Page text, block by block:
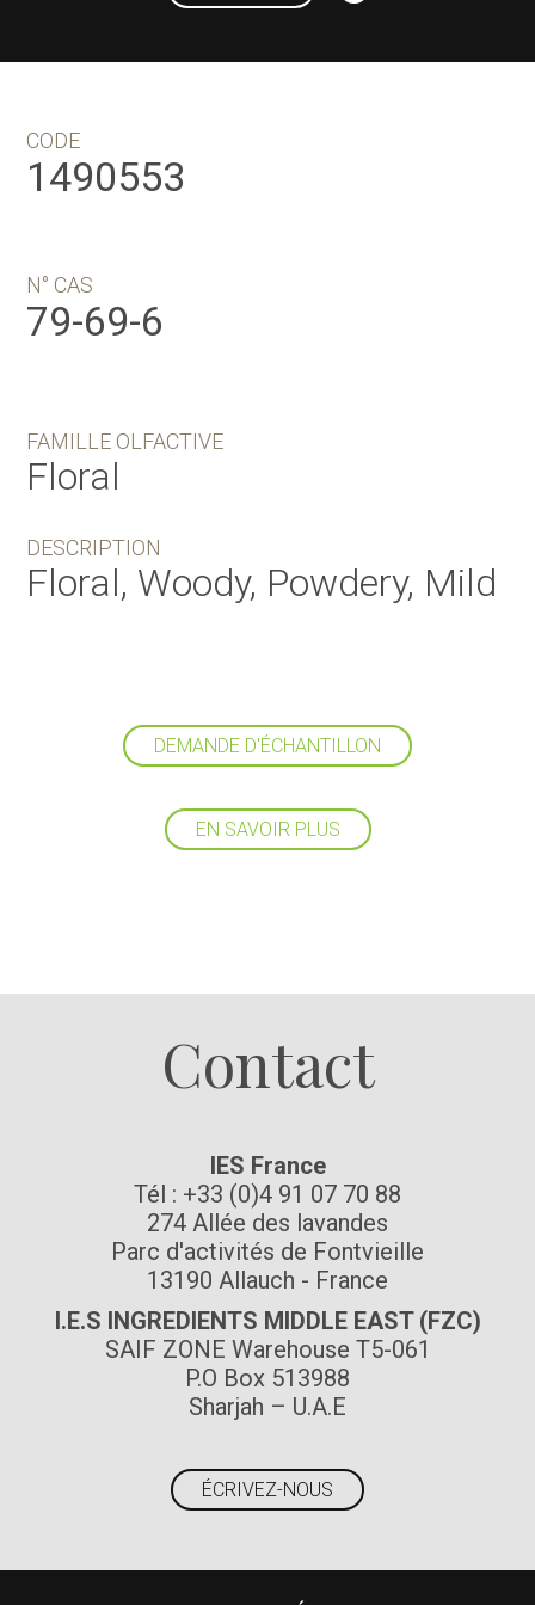
CODE
1490553
N° CAS
79-69-6
FAMILLE OLFACTIVE
Floral
DESCRIPTION
Floral, Woody, Powdery, Mild
DEMANDE D'ÉCHANTILLON
EN SAVOIR PLUS
Contact
IES France
Tél : +33 (0)4 91 07 70 88
274 Allée des lavandes
Parc d'activités de Fontvieille
13190 Allauch - France
I.E.S INGREDIENTS MIDDLE EAST (FZC)
SAIF ZONE Warehouse T5-061
P.O Box 513988
Sharjah – U.A.E
ÉCRIVEZ-NOUS